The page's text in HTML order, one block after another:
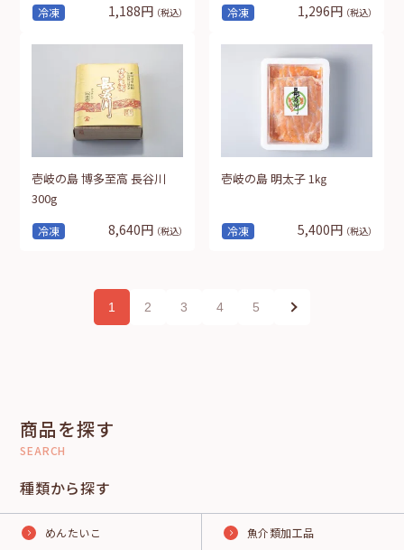
冷凍 1,188円 （税込） 冷凍 1,296円 （税込）
冷凍
壱岐の島 博多至高 長谷川
300g
8,640円 （税込） 冷凍
壱岐の島 明太子 1㎏
5,400円 （税込）
1 2 3 4 5
商品を探す
SEARCH
種類から探す
めんたいこ 魚介類加工品